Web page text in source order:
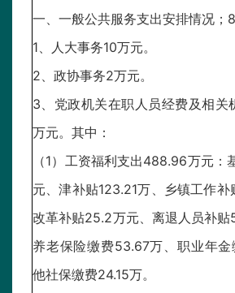
一、一般公共服务支出安排情况；
1、人大事务10万元。
2、政协事务2万元。
3、党政机关在职人员经费及相关
万元。其中：
（1）工资福利支出488.96万元：
元、津补贴123.21万、乡镇工作
改革补贴25.2万元、离退人员补
养老保险缴费53.67万、职业年
他社保缴费24.15万。